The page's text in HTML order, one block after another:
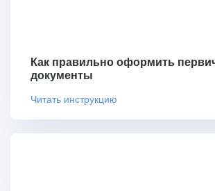
Как правильно оформить
документы
Читать инструкцию